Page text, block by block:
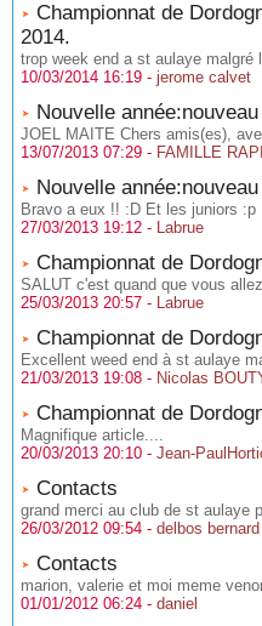
Championnat de
2014.
trop week end a st aulaye malgré
10/03/2014 16:19 - jerome calvet
Nouvelle
JOEL MAITE Chers amis(es),
13/07/2013 07:29 - FAMILLE
Nouvelle
Bravo a eux !! :D Et les juniors :p
27/03/2013 19:12 - Labrue
Championnat de
SALUT c'est quand que vous
25/03/2013 20:57 - Labrue
Championnat de
Excellent weed end à st aulaye
21/03/2013 19:08 - Nicolas
Championnat de
Magnifique article....
20/03/2013 20:10 - Jean-
Contacts
grand merci au club de st aulaye
26/03/2012 09:54 - delbos bernard
Contacts
marion, valerie et moi meme
01/01/2012 06:24 - daniel